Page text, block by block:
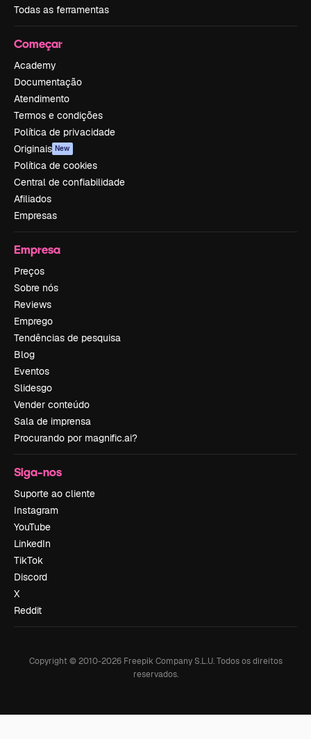
Todas as ferramentas
Começar
Academy
Documentação
Atendimento
Termos e condições
Política de privacidade
Originais New
Política de cookies
Central de confiabilidade
Afiliados
Empresas
Empresa
Preços
Sobre nós
Reviews
Emprego
Tendências de pesquisa
Blog
Eventos
Slidesgo
Vender conteúdo
Sala de imprensa
Procurando por magnific.ai?
Siga-nos
Suporte ao cliente
Instagram
YouTube
LinkedIn
TikTok
Discord
X
Reddit
Copyright © 2010-2026Freepik Company S.L.U. Todos os direitos
reservados.